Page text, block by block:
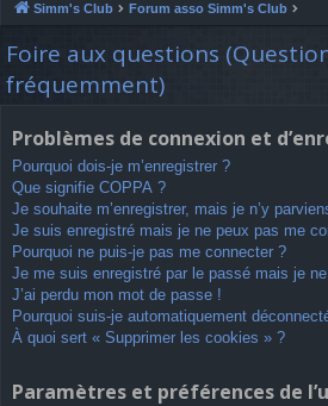
ès
ra
pi
d
e
u
m
s
Simm's Club Forum asso Simm's Club
Foire aux questions
fréquemment)
Problèmes de connexion et
Pourquoi dois-je m’enregistrer ?
Que signifie COPPA ?
Je souhaite m’enregistrer, mais je n’y
Je suis enregistré mais je ne peux pas me
Pourquoi ne puis-je pas me connecter ?
Je me suis enregistré par le passé mais je
J’ai perdu mon mot de passe !
Pourquoi suis-je automatiquement
À quoi sert « Supprimer les cookies » ?
Paramètres et préférences de